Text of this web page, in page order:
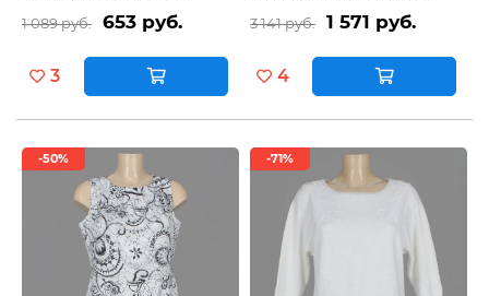
1 089 руб. 653 руб.
3
3 141 руб. 1 571 руб.
4
-50% -71%